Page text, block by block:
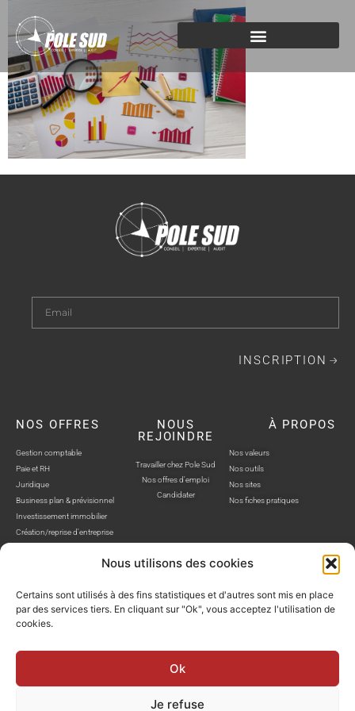
Nous utilisons des cookies
Certains sont utilisés à des fins statistiques et d'autres sont mis en place
par des services tiers. En cliquant sur "Ok", vous acceptez l'utilisation de
cookies.
Ok
Je refuse
INSCRIPTION
NOS OFFRES
Gestion comptable
Paie et RH
Juridique
Business plan & prévisionnel
Investissement immobilier
Création/reprise d'entreprise
NOUS
REJOINDRE
Travailler chez Pole Sud
Nos offres d'emploi
Candidater
À PROPOS
Nos valeurs
Nos outils
Nos sites
Nos fiches pratiques
POLE SUD, TOUS DROITS RÉSERVÉS © SITE WEB RÉALISÉ PAR AUSTRA
Politique de confidentialitéMentions légalesGestion cookies